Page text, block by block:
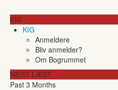
KIG
KIG
Anmeldere
Bliv anmelder?
Om Bogrummet
MEST LÆST
Past 3 Months